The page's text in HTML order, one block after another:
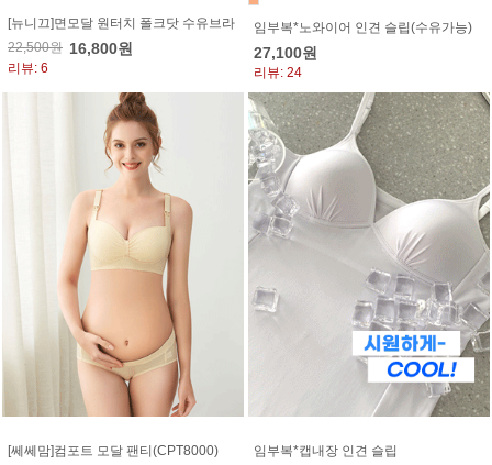
[뉴니끄]면모달 원터치 폴크닷 수유브라
22,500원 16,800원
리뷰: 6
임부복*노와이어 인견 슬립(수유가능)
27,100원
리뷰: 24
[쎄쎄맘]컴포트 모달 팬티(CPT8000) 임부복*캡내장 인견 슬립